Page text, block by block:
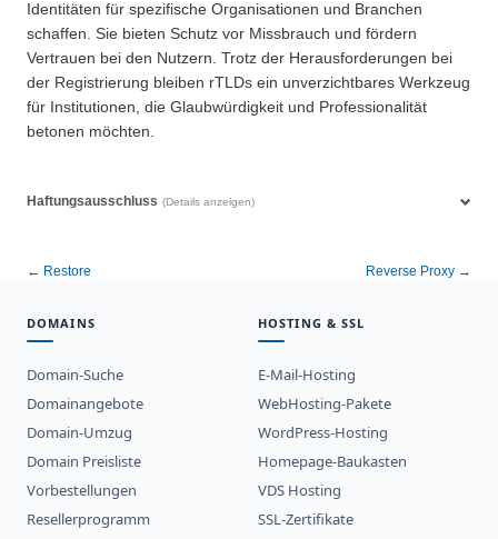
Identitäten für spezifische Organisationen und Branchen
schaffen. Sie bieten Schutz vor Missbrauch und fördern
Vertrauen bei den Nutzern. Trotz der Herausforderungen bei
der Registrierung bleiben rTLDs ein unverzichtbares Werkzeug
für Institutionen, die Glaubwürdigkeit und Professionalität
betonen möchten.
Haftungsausschluss (Details anzeigen)
← Restore Reverse Proxy →
DOMAINS
Domain-Suche
Domainangebote
Domain-Umzug
Domain Preisliste
Vorbestellungen
Resellerprogramm
HOSTING & SSL
E-Mail-Hosting
WebHosting-Pakete
WordPress-Hosting
Homepage-Baukasten
VDS Hosting
SSL-Zertifikate